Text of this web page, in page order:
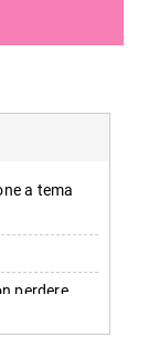
a tema
perdere